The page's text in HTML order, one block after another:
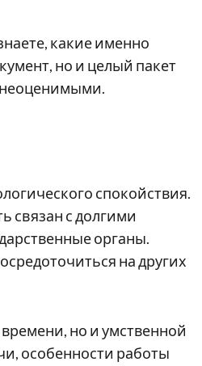
какие именно
но и целый пакет
неоценимыми.
спокойствия.
связан с долгими
органы.
на других
но и умственной
особенности работы